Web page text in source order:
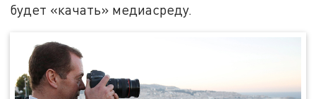
будет «качать» медиасреду.